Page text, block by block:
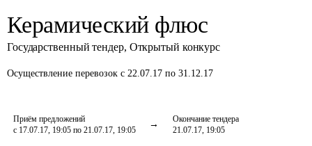
Керамический флюс
Государственный тендер, Открытый конкурс
Осуществление перевозок с 22.07.17 по 31.12.17
Приём предложений
с 17.07.17, 19:05 по 21.07.17, 19:05
Окончание тендера
21.07.17, 19:05